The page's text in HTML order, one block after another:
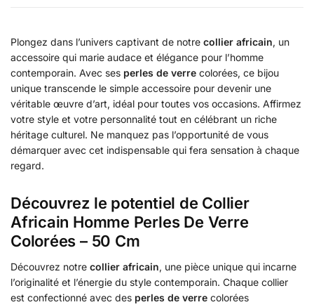
Plongez dans l’univers captivant de notre collier africain, un
accessoire qui marie audace et élégance pour l’homme
contemporain. Avec ses perles de verre colorées, ce bijou
unique transcende le simple accessoire pour devenir une
véritable œuvre d’art, idéal pour toutes vos occasions. Affirmez
votre style et votre personnalité tout en célébrant un riche
héritage culturel. Ne manquez pas l’opportunité de vous
démarquer avec cet indispensable qui fera sensation à chaque
regard.
Découvrez le potentiel de Collier
Africain Homme Perles De Verre
Colorées – 50 Cm
Découvrez notre collier africain, une pièce unique qui incarne
l’originalité et l’énergie du style contemporain. Chaque collier
est confectionné avec des perles de verre colorées